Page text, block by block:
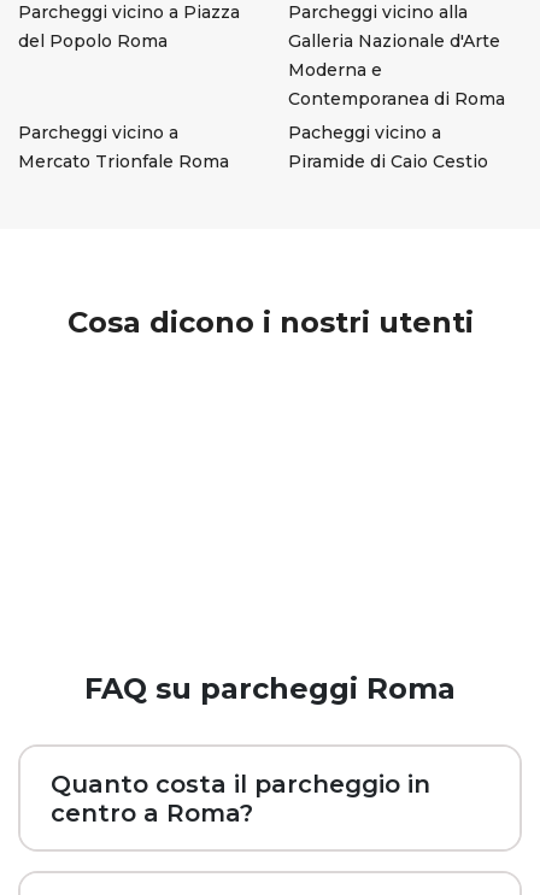
Parcheggi vicino a Piazza
del Popolo Roma
Parcheggi vicino alla
Galleria Nazionale d'Arte
Moderna e
Contemporanea di Roma
Parcheggi vicino a
Mercato Trionfale Roma
Pacheggi vicino a
Piramide di Caio Cestio
Cosa dicono i nostri utenti
FAQ su parcheggi Roma
Quanto costa il parcheggio in
centro a Roma?